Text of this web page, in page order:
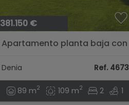
381.150 €
Apartamento planta baja con
Denia Ref. 4673
89 m2 109 m2 2 1